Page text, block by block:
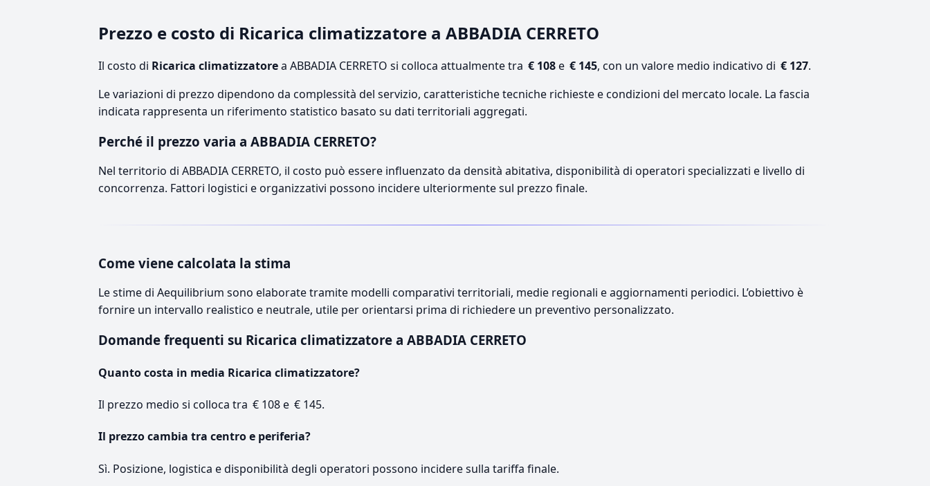
Prezzo e costo di Ricarica climatizzatore a ABBADIA CERRETO
Il costo di Ricarica climatizzatorea ABBADIA CERRETO si colloca attualmente tra € 108e € 145, con un valore medio indicativo di € 127.
Le variazioni di prezzo dipendono da complessità del servizio, caratteristiche tecniche richieste e condizioni del mercato locale. La fascia
indicata rappresenta un riferimento statistico basato su dati territoriali aggregati.
Perché il prezzo varia a ABBADIA CERRETO?
Nel territorio di ABBADIA CERRETO, il costo può essere influenzato da densità abitativa, disponibilità di operatori specializzati e livello di
concorrenza. Fattori logistici e organizzativi possono incidere ulteriormente sul prezzo finale.
Come viene calcolata la stima
Le stime di Aequilibrium sono elaborate tramite modelli comparativi territoriali, medie regionali e aggiornamenti periodici. L’obiettivo è
fornire un intervallo realistico e neutrale, utile per orientarsi prima di richiedere un preventivo personalizzato.
Domande frequenti su Ricarica climatizzatore a ABBADIA CERRETO
Quanto costa in media Ricarica climatizzatore?
Il prezzo medio si colloca tra € 108 e € 145.
Il prezzo cambia tra centro e periferia?
Sì. Posizione, logistica e disponibilità degli operatori possono incidere sulla tariffa finale.